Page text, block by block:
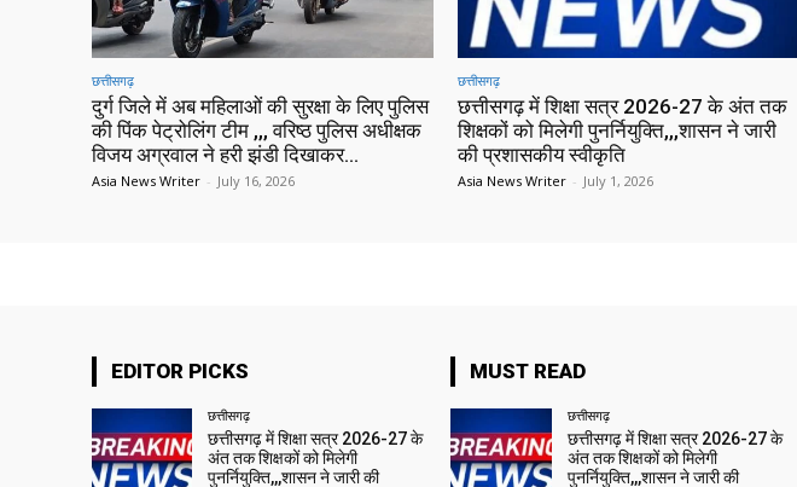
छत्तीसगढ़
दुर्ग जिले में अब महिलाओं की सुरक्षा के लिए पुलिस
की पिंक पेट्रोलिंग टीम ,,, वरिष्ठ पुलिस अधीक्षक
विजय अग्रवाल ने हरी झंडी दिखाकर...
Asia News Writer - July 16, 2026
छत्तीसगढ़
छत्तीसगढ़ में शिक्षा सत्र 2026-27 के अंत तक
शिक्षकों को मिलेगी पुनर्नियुक्ति,,,शासन ने जारी
की प्रशासकीय स्वीकृति
Asia News Writer - July 1, 2026
EDITOR PICKS
छत्तीसगढ़
छत्तीसगढ़ में शिक्षा सत्र 2026-27 के
अंत तक शिक्षकों को मिलेगी
पुनर्नियुक्ति,,,शासन ने जारी की
MUST READ
छत्तीसगढ़
छत्तीसगढ़ में शिक्षा सत्र 2026-27 के
अंत तक शिक्षकों को मिलेगी
पुनर्नियुक्ति,,,शासन ने जारी की